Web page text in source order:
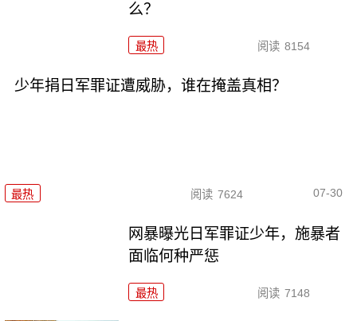
么？
最热 阅读 8154
少年捐日军罪证遭威胁，谁在掩盖真相？
最热 阅读 7624 07-30
网暴曝光日军罪证少年，施暴者
面临何种严惩
最热 阅读 7148